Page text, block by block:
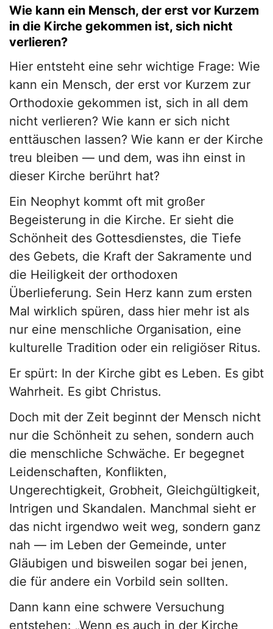
Wie kann ein Mensch, der erst vor Kurzem
in die Kirche gekommen ist, sich nicht
verlieren?
Hier entsteht eine sehr wichtige Frage: Wie
kann ein Mensch, der erst vor Kurzem zur
Orthodoxie gekommen ist, sich in all dem
nicht verlieren? Wie kann er sich nicht
enttäuschen lassen? Wie kann er der Kirche
treu bleiben — und dem, was ihn einst in
dieser Kirche berührt hat?
Ein Neophyt kommt oft mit großer
Begeisterung in die Kirche. Er sieht die
Schönheit des Gottesdienstes, die Tiefe
des Gebets, die Kraft der Sakramente und
die Heiligkeit der orthodoxen
Überlieferung. Sein Herz kann zum ersten
Mal wirklich spüren, dass hier mehr ist als
nur eine menschliche Organisation, eine
kulturelle Tradition oder ein religiöser Ritus.
Er spürt: In der Kirche gibt es Leben. Es gibt
Wahrheit. Es gibt Christus.
Doch mit der Zeit beginnt der Mensch nicht
nur die Schönheit zu sehen, sondern auch
die menschliche Schwäche. Er begegnet
Leidenschaften, Konflikten,
Ungerechtigkeit, Grobheit, Gleichgültigkeit,
Intrigen und Skandalen. Manchmal sieht er
das nicht irgendwo weit weg, sondern ganz
nah — im Leben der Gemeinde, unter
Gläubigen und bisweilen sogar bei jenen,
die für andere ein Vorbild sein sollten.
Dann kann eine schwere Versuchung
entstehen: „Wenn es auch in der Kirche